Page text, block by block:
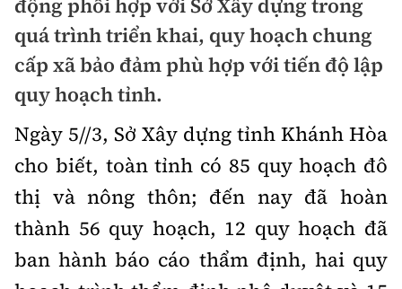
Xã hội
Chuyện dọc đường
Cải chính
Xây dựng
Chỉ đạo điều hành
Quy hoạch kiến trúc
Vật liệu xây dựng
Giám định chất lượng
Quản lý đô thị
Giao thông
Quản lý
Đường bộ
Hàng không
Kinh tế
Thị trường
Tài chính
Chứng khoán
Pháp luật
Thanh tra
An ninh hình sự
An toàn giao thông
Giao thông 24h
Chất lượng sống
động phối hợp với Sở Xây dựng trong
quá trình triển khai, quy hoạch chung
cấp xã bảo đảm phù hợp với tiến độ lập
quy hoạch tỉnh.
Ngày 5//3, Sở Xây dựng tỉnh Khánh Hòa
cho biết, toàn tỉnh có 85 quy hoạch đô
thị và nông thôn; đến nay đã hoàn
thành 56 quy hoạch, 12 quy hoạch đã
ban hành báo cáo thẩm định, hai quy